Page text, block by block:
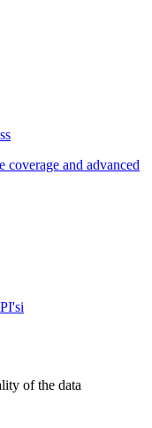
coverage and advanced
of the data